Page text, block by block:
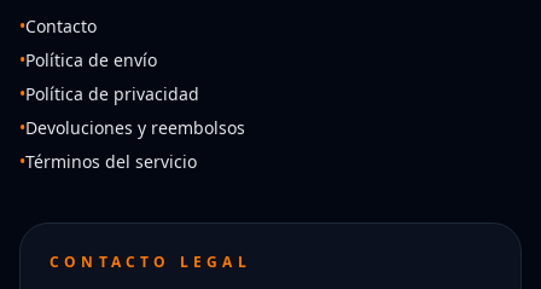
•Contacto
•Política de envío
•Política de privacidad
•Devoluciones y reembolsos
•Términos del servicio
CONTACTO LEGAL